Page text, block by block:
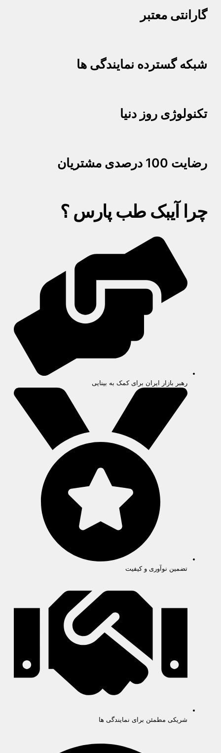
گارانتی معتبر
شبکه گسترده نمایندگی ها
تکنولوژی روز دنیا
رضایت 100 درصدی مشتریان
چرا آیبک طب پارس ؟
رهبر بازار ایران برای کمک به بینایی
تضمین نوآوری و کیفیت
شریکی مطمئن برای نمایندگی ها